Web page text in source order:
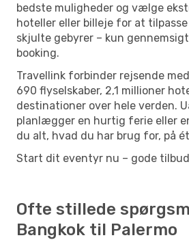
bedste muligheder og vælge
hoteller eller billeje for at
skjulte gebyrer – kun
booking.
Travellink forbinder rejsende
690 flyselskaber, 2,1 millioner
destinationer over hele verden.
planlægger en hurtig ferie eller
du alt, hvad du har brug for, på
Start dit eventyr nu – gode
Ofte stillede
Bangkok til Palermo